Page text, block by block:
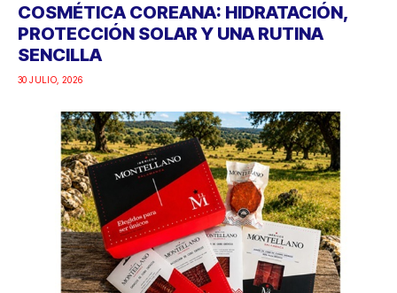
COSMÉTICA COREANA: HIDRATACIÓN,
PROTECCIÓN SOLAR Y UNA RUTINA
SENCILLA
30 JULIO, 2026